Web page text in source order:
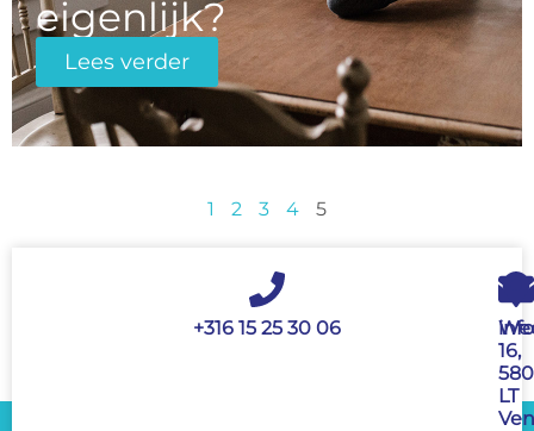
eigenlijk?
Lees verder
1 2 3 4 5
+316 15 25 30 06
16,
LT